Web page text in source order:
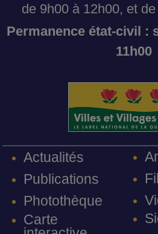
de 9h00 à 12h00, et
Permanence état-civil :
11h00
Actualités
Publications
Photothèque
Carte